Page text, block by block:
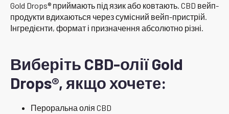
Gold Drops® приймають під язик або ковтають. CBD вейп-
продукти вдихаються через сумісний вейп-пристрій.
Інгредієнти, формат і призначення абсолютно різні.
Виберіть CBD-олії Gold
Drops®, якщо хочете:
Пероральна олія CBD